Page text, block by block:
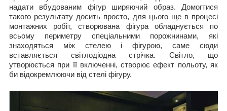
надати вбудованим фігур ширяючий образ. Домогтися
такого результату досить просто, для цього ще в процесі
монтажних робіт, створювана фігура обладнується по
всьому периметру спеціальними порожнинами, які
знаходяться між стелею і фігурою, саме сюди
вставляється світлодіодна стрічка. Світло, що
утворюється при її включенні, створює ефект польоту, як
би відокремлюючи від стелі фігуру.